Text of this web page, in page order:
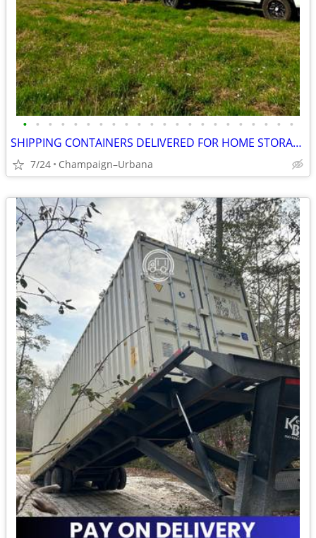
• • • • • • • • • • • • • • • • • • • • • •
SHIPPING CONTAINERS DELIVERED FOR HOME STORAGE 872-360-8481
7/24 Champaign–Urbana